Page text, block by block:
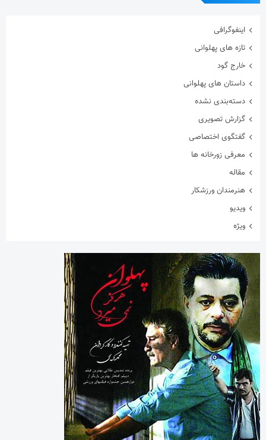
اینفوگرافی
تازه های پهلوانی
خارج گود
داستان های پهلوانی
دسته‌بندی نشده
گزارش تصویری
گفتگوی اختصاصی
معرفی زورخانه ها
مقاله
هنرمندان ورزشکار
ویدیو
ویژه